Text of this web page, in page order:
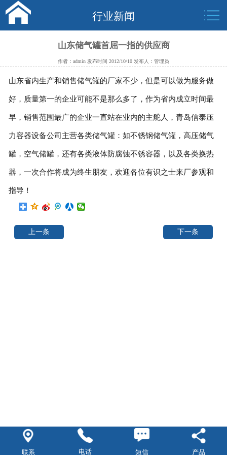
行业新闻
山东储气罐首屈一指的供应商
作者：admin 发布时间 2012/10/10 发布人：管理员
山东省内生产和销售储气罐的厂家不少，但是可以做为服务做
好，质量第一的企业可能不是那么多了，作为省内成立时间最
早，销售范围最广的企业一直站在业内的主舵人，青岛信泰压
力容器设备公司主营各类储气罐：如不锈钢储气罐，高压储气
罐，空气储罐，还有各类液体防腐蚀不锈容器，以及各类换热
器，一次合作将成为终生朋友，欢迎各位有识之士来厂参观和
指导！
上一条 下一条
联系 电话 短信 产品